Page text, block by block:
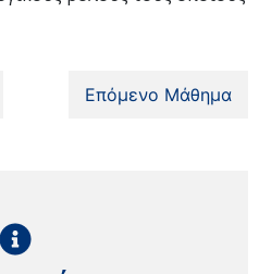
Επόμενο Μάθημα